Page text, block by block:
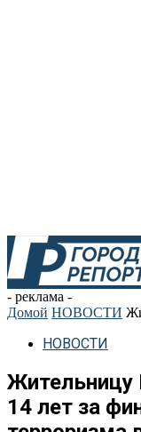
- реклама -
Домой НОВОСТИ
НОВОСТИ
Жительницу
14 лет за